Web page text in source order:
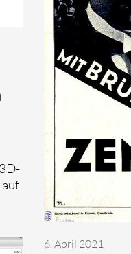
6. April 2021